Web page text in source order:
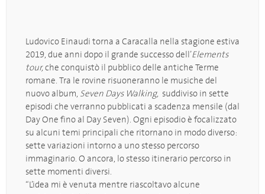
Ludovico Einaudi torna a Caracalla nella stagione estiva
2019, due anni dopo il grande successo dell’Elements
tour,che conquistò il pubblico delle antiche Terme
romane. Tra le rovine risuoneranno le musiche del
nuovo album, Seven Days Walking, suddiviso in sette
episodi che verranno pubblicati a scadenza mensile (dal
Day One fino al Day Seven). Ogni episodio è focalizzato
su alcuni temi principali che ritornano in modo diverso:
sette variazioni intorno a uno stesso percorso
immaginario. O ancora, lo stesso itinerario percorso in
sette momenti diversi.
“L’idea mi è venuta mentre riascoltavo alcune